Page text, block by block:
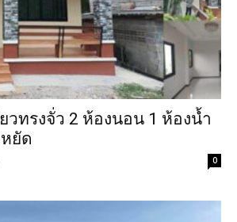
วทรงจั่ว 2 ห้องนอน 1 ห้องน้ำ
ยัด
0